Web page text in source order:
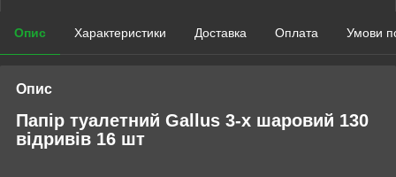
Опис Характеристики Доставка Оплата Умови
Опис
Папір туалетний Gallus 3-х шаровий 130
відривів 16 шт